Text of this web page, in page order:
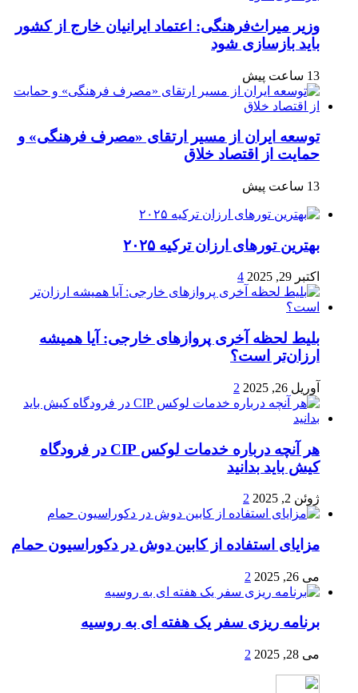
وزیر میراث‌فرهنگی: اعتماد ایرانیان خارج از کشور
باید بازسازی شود
13 ساعت پیش
توسعه ایران از مسیر ارتقای «مصرف فرهنگی» و
حمایت از اقتصاد خلاق
13 ساعت پیش
بهترین تورهای ارزان ترکیه ۲۰۲۵
اکتبر 29, 2025 4
بلیط لحظه آخری پروازهای خارجی: آیا همیشه
ارزان‌تر است؟
آوریل 26, 2025 2
هر آنچه درباره خدمات لوکس CIP در فرودگاه‌
کیش باید بدانید
ژوئن 2, 2025 2
مزایای استفاده از کابین دوش در دکوراسیون حمام
می 26, 2025 2
برنامه ریزی سفر یک هفته ای به روسیه
می 28, 2025 2